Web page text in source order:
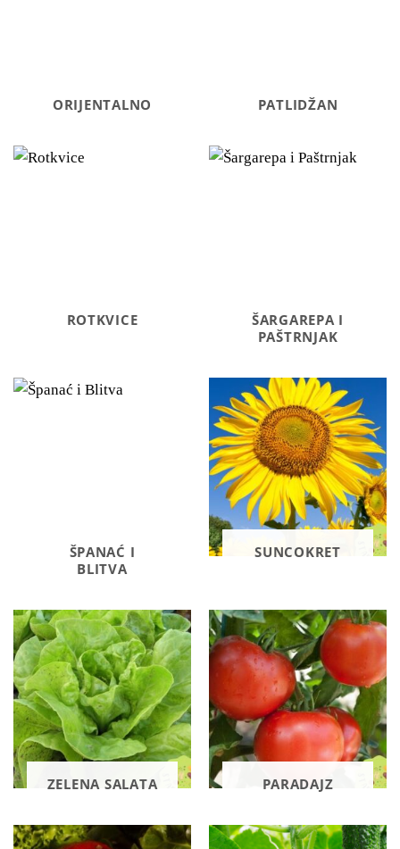
ORIJENTALNO PATLIDŽAN
ROTKVICE
ŠARGAREPA I
PAŠTRNJAK
ŠPANAĆ I
BLITVA
SUNCOKRET
ZELENA SALATA PARADAJZ